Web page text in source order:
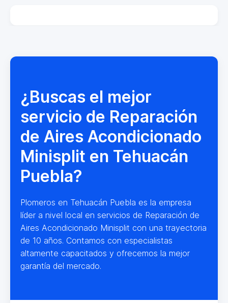
¿Buscas el mejor
servicio de Reparación
de Aires Acondicionado
Minisplit en Tehuacán
Puebla?
Plomeros en Tehuacán Puebla es la empresa
líder a nivel local en servicios de Reparación de
Aires Acondicionado Minisplit con una trayectoria
de 10 años. Contamos con especialistas
altamente capacitados y ofrecemos la mejor
garantía del mercado.